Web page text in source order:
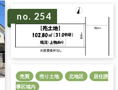
no. 254
売買 売り土地 北地区
居住誘
導区域内